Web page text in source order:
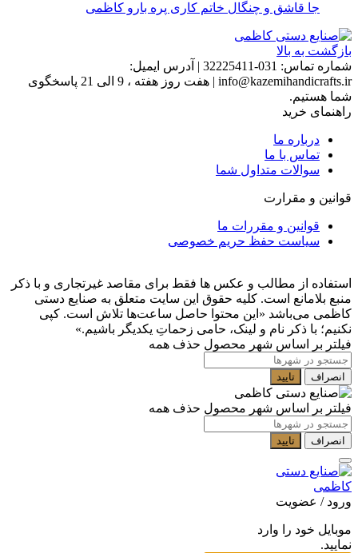
جا قاشق و چنگال خاتم کاری پره بارو کاظمی
بازگشت به بالا
شماره تماس: 031-32225411
| آدرس ایمیل:
info@kazemihandicrafts.ir
|
هفت روز هفته ، 9 الی 21 پاسخگوی
شما هستیم.
راهنمای خرید
درباره ما
تماس با ما
سوالات متداول شما
قوانین و مقرارت
قوانین و مقررات ما
سیاست حفظ حریم خصوصی
استفاده از مطالب و عکس ها فقط برای مقاصد غیرتجاری و با ذکر
منبع بلامانع است. کلیه حقوق این سایت متعلق به صنایع دستی
کاظمی می‌باشد «این محتوا حاصل ساعت‌ها تلاش است. کپی
نکنیم؛ با ذکر نام و لینک، حامی زحماتِ یکدیگر باشیم.»
فیلتر بر اساس شهر محصول حذف همه
انصراف تایید
فیلتر بر اساس شهر محصول حذف همه
انصراف تایید
ورود / عضویت
موبایل خود را وارد
نمایید.